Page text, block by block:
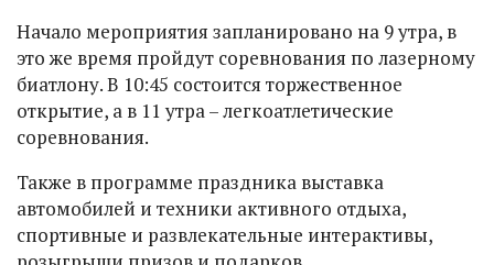
Начало мероприятия запланировано на 9 утра, в
это же время пройдут соревнования по лазерному
биатлону. В 10:45 состоится торжественное
открытие, а в 11 утра – легкоатлетические
соревнования.
Также в программе праздника выставка
автомобилей и техники активного отдыха,
спортивные и развлекательные интерактивы,